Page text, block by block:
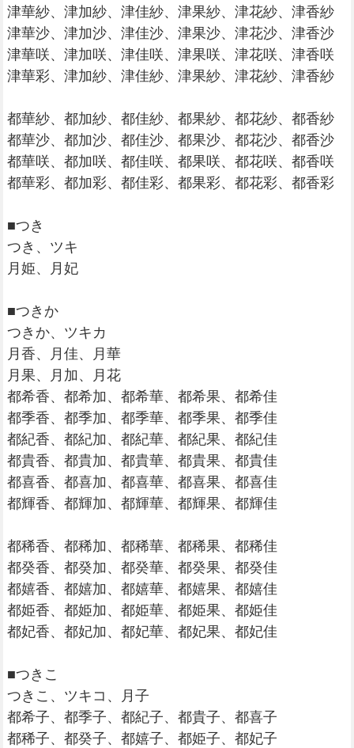
津華紗、津加紗、津佳紗、津果紗、津花紗、津香紗
津華沙、津加沙、津佳沙、津果沙、津花沙、津香沙
津華咲、津加咲、津佳咲、津果咲、津花咲、津香咲
津華彩、津加紗、津佳紗、津果紗、津花紗、津香紗
都華紗、都加紗、都佳紗、都果紗、都花紗、都香紗
都華沙、都加沙、都佳沙、都果沙、都花沙、都香沙
都華咲、都加咲、都佳咲、都果咲、都花咲、都香咲
都華彩、都加彩、都佳彩、都果彩、都花彩、都香彩
■つき
つき、ツキ
月姫、月妃
■つきか
つきか、ツキカ
月香、月佳、月華
月果、月加、月花
都希香、都希加、都希華、都希果、都希佳
都季香、都季加、都季華、都季果、都季佳
都紀香、都紀加、都紀華、都紀果、都紀佳
都貴香、都貴加、都貴華、都貴果、都貴佳
都喜香、都喜加、都喜華、都喜果、都喜佳
都輝香、都輝加、都輝華、都輝果、都輝佳
都稀香、都稀加、都稀華、都稀果、都稀佳
都癸香、都癸加、都癸華、都癸果、都癸佳
都嬉香、都嬉加、都嬉華、都嬉果、都嬉佳
都姫香、都姫加、都姫華、都姫果、都姫佳
都妃香、都妃加、都妃華、都妃果、都妃佳
■つきこ
つきこ、ツキコ、月子
都希子、都季子、都紀子、都貴子、都喜子
都稀子、都癸子、都嬉子、都姫子、都妃子